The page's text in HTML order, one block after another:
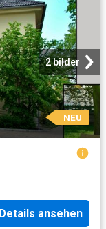
2 bilder
NEU
Details ansehen